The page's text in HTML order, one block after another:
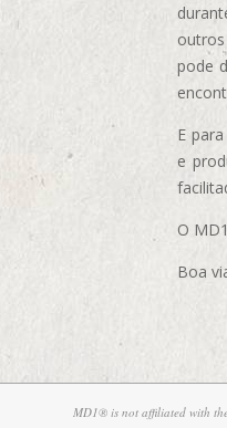
pode
E
e
O
Boa
MD1® is not affiliated with